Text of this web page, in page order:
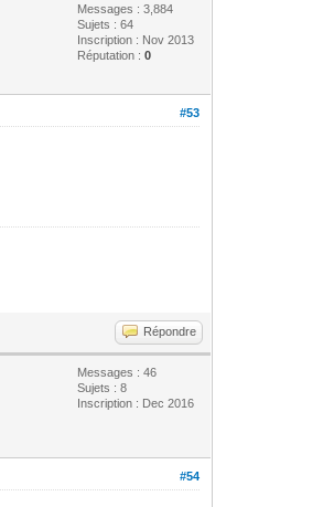
Messages : 3,884
Sujets : 64
Inscription : Nov 2013
Réputation :0
#53
Répondre
Messages : 46
Sujets : 8
Inscription : Dec 2016
#54